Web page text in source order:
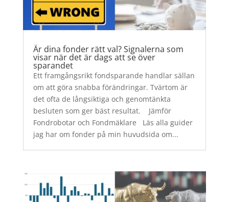
Är dina fonder rätt val? Signalerna som
visar när det är dags att se över
sparandet
Ett framgångsrikt fondsparande handlar sällan
om att göra snabba förändringar. Tvärtom är
det ofta de långsiktiga och genomtänkta
besluten som ger bäst resultat. Jämför
Fondrobotar och Fondmäklare Läs alla guider
jag har om fonder på min huvudsida om...